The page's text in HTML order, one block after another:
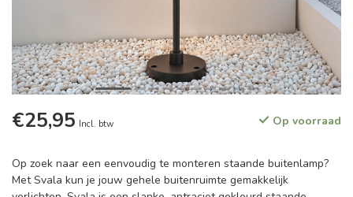
€25,95 Incl. btw Op voorraad
Op zoek naar een eenvoudig te monteren staande buitenlamp?
Met Svala kun je jouw gehele buitenruimte gemakkelijk